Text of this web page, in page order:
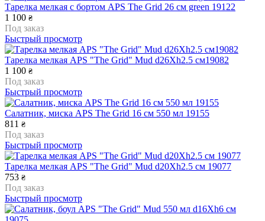
Тарелка мелкая с бортом APS The Grid 26 см green 19122
1 100 ₴
Под заказ
Быстрый просмотр
Тарелка мелкая APS "The Grid" Mud d26Xh2.5 см19082
1 100 ₴
Под заказ
Быстрый просмотр
Салатник, миска APS The Grid 16 см 550 мл 19155
811 ₴
Под заказ
Быстрый просмотр
Тарелка мелкая APS "The Grid" Mud d20Xh2.5 см 19077
753 ₴
Под заказ
Быстрый просмотр